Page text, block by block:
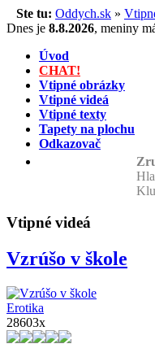
Ste tu: Oddych.sk »
Dnes je 8.8.2026, meniny
Úvod
CHAT!
Vtipné obrázky
Vtipné videá
Vtipné texty
Tapety na plochu
Odkazovač
Vtipné videá
Vzrúšo v škole
Erotika
28603x